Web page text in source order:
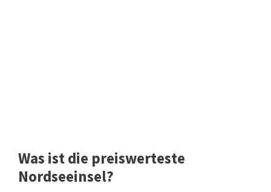
Was ist die preiswerteste
Nordseeinsel?